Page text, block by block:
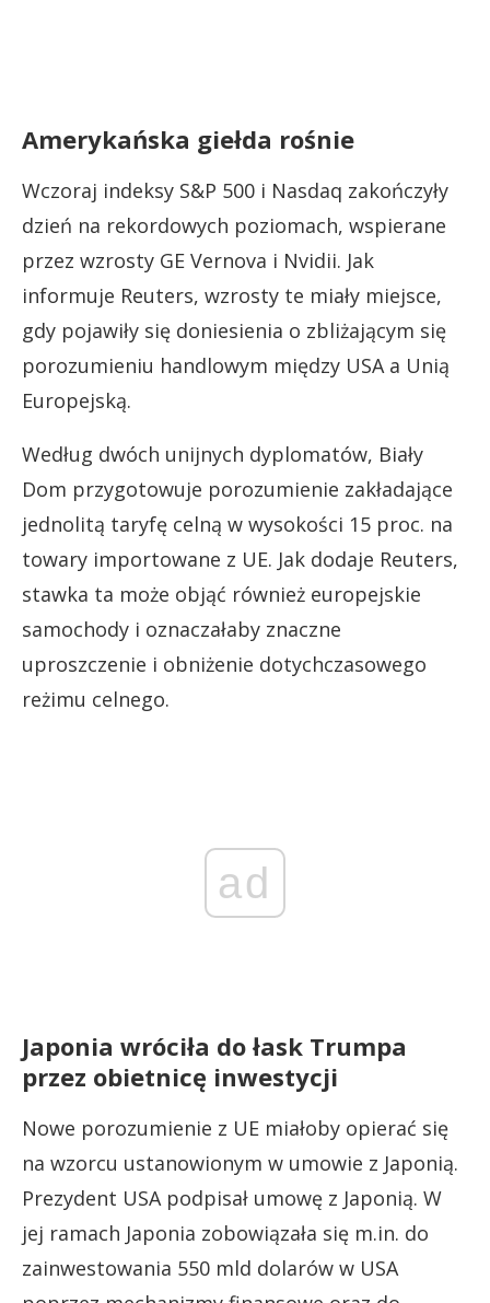
Amerykańska giełda rośnie
Wczoraj indeksy S&P 500 i Nasdaq zakończyły
dzień na rekordowych poziomach, wspierane
przez wzrosty GE Vernova i Nvidii. Jak
informuje Reuters, wzrosty te miały miejsce,
gdy pojawiły się doniesienia o zbliżającym się
porozumieniu handlowym między USA a Unią
Europejską.
Według dwóch unijnych dyplomatów, Biały
Dom przygotowuje porozumienie zakładające
jednolitą taryfę celną w wysokości 15 proc. na
towary importowane z UE. Jak dodaje Reuters,
stawka ta może objąć również europejskie
samochody i oznaczałaby znaczne
uproszczenie i obniżenie dotychczasowego
reżimu celnego.
ad
Japonia wróciła do łask Trumpa
przez obietnicę inwestycji
Nowe porozumienie z UE miałoby opierać się
na wzorcu ustanowionym w umowie z Japonią.
Prezydent USA podpisał umowę z Japonią. W
jej ramach Japonia zobowiązała się m.in. do
zainwestowania 550 mld dolarów w USA